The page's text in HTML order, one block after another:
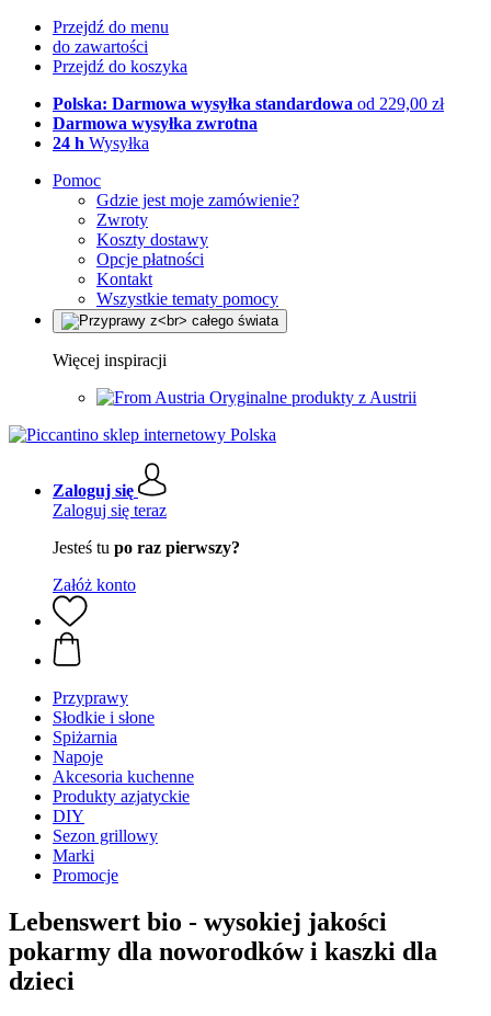
Przejdź do menu
do zawartości
Przejdź do koszyka
Polska: Darmowa wysyłka standardowa od 229,00 zł
Darmowa wysyłka zwrotna
24 h Wysyłka
Pomoc
Gdzie jest moje zamówienie?
Zwroty
Koszty dostawy
Opcje płatności
Kontakt
Wszystkie tematy pomocy
Więcej inspiracji
Oryginalne produkty z Austrii
Zaloguj się
Zaloguj się teraz
Jesteś tu po raz pierwszy?
Załóż konto
Przyprawy
Słodkie i słone
Spiżarnia
Napoje
Akcesoria kuchenne
Produkty azjatyckie
DIY
Sezon grillowy
Marki
Promocje
Lebenswert bio - wysokiej jakości
pokarmy dla noworodków i kaszki dla
dzieci